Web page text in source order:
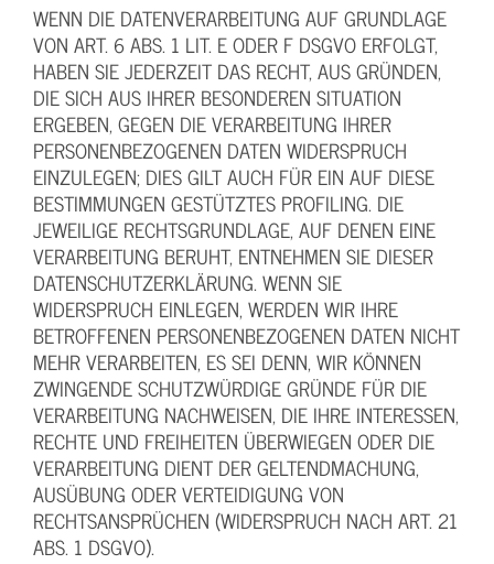
WENN DIE DATENVERARBEITUNG AUF GRUNDLAGE
VON ART. 6 ABS. 1 LIT. E ODER F DSGVO ERFOLGT,
HABEN SIE JEDERZEIT DAS RECHT, AUS GRÜNDEN,
DIE SICH AUS IHRER BESONDEREN SITUATION
ERGEBEN, GEGEN DIE VERARBEITUNG IHRER
PERSONENBEZOGENEN DATEN WIDERSPRUCH
EINZULEGEN; DIES GILT AUCH FÜR EIN AUF DIESE
BESTIMMUNGEN GESTÜTZTES PROFILING. DIE
JEWEILIGE RECHTSGRUNDLAGE, AUF DENEN EINE
VERARBEITUNG BERUHT, ENTNEHMEN SIE DIESER
DATENSCHUTZERKLÄRUNG. WENN SIE
WIDERSPRUCH EINLEGEN, WERDEN WIR IHRE
BETROFFENEN PERSONENBEZOGENEN DATEN NICHT
MEHR VERARBEITEN, ES SEI DENN, WIR KÖNNEN
ZWINGENDE SCHUTZWÜRDIGE GRÜNDE FÜR DIE
VERARBEITUNG NACHWEISEN, DIE IHRE INTERESSEN,
RECHTE UND FREIHEITEN ÜBERWIEGEN ODER DIE
VERARBEITUNG DIENT DER GELTENDMACHUNG,
AUSÜBUNG ODER VERTEIDIGUNG VON
RECHTSANSPRÜCHEN (WIDERSPRUCH NACH ART. 21
ABS. 1 DSGVO).